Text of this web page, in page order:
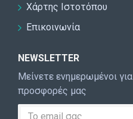
Χάρτης Ιστοτόπου
Επικοινωνία
NEWSLETTER
Μείνετε ενημερωμένοι
προσφορές μας